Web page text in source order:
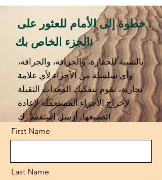
خطوة إلى الأمام للعثور على
الجزء الخاص بك!
بالنسبة للحفارة، والجرافة، والجرافة،
وأي سلسلة من الأجزاء لأي علامة
تجارية، نقوم بتفكيك المعدات الثقيلة
لإخراج الأجزاء المستعملة لإعادة
تصنيعها. أرسل استفسارك!
First Name
Last Name